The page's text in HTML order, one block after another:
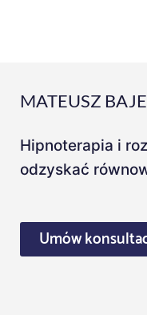
MATEUSZ
Hipnoterapia i
odzyskać
Umów